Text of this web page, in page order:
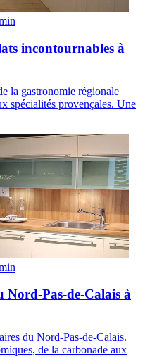
incontournables à
la gastronomie régionale
spécialités provençales. Une
Nord-Pas-de-Calais à
du Nord-Pas-de-Calais.
de la carbonade aux